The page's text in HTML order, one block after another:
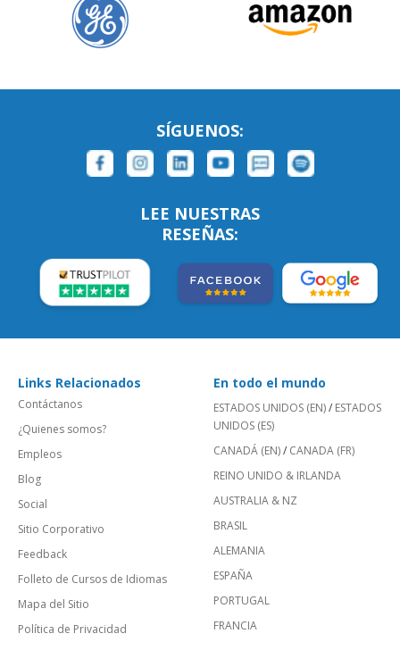
SÍGUENOS:
LEE NUESTRAS
RESEÑAS:
Links Relacionados
Contáctanos
¿Quienes somos?
Empleos
Blog
Social
Sitio Corporativo
Feedback
Folleto de Cursos de Idiomas
Mapa del Sitio
Política de Privacidad
En todo el mundo
ESTADOS UNIDOS (EN)/ ESTADOS
UNIDOS (ES)
CANADÁ (EN)/ CANADA (FR)
REINO UNIDO & IRLANDA
AUSTRALIA & NZ
BRASIL
ALEMANIA
ESPAÑA
PORTUGAL
FRANCIA